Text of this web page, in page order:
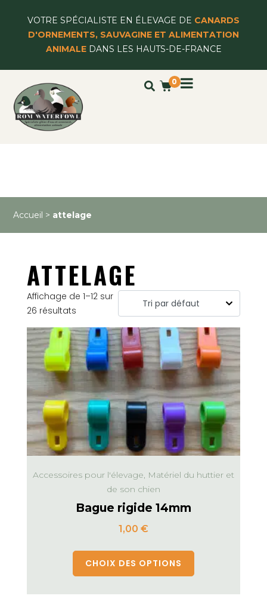
VOTRE SPÉCIALISTE EN ÉLEVAGE DE CANARDS
D'ORNEMENTS, SAUVAGINE ET ALIMENTATION
ANIMALEDANS LES HAUTS-DE-FRANCE
0
Accueil > attelage
ATTELAGE
Affichage de 1–12 sur
26 résultats
Accessoires pour l'élevage, Matériel du huttier et
de son chien
Bague rigide 14mm
1,00 €
CHOIX DES OPTIONS